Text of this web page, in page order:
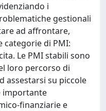
i
gestionali
ad affrontare,
categorie di PMI:
Le PMI stabili sono
loro percorso di
assestarsi su piccole
importante
finanziarie e